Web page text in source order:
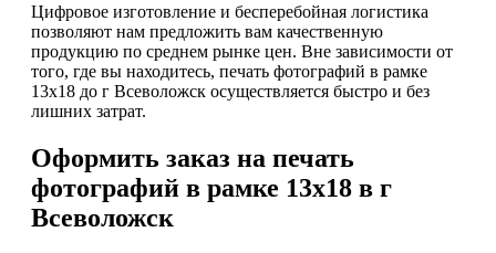
Цифровое изготовление и бесперебойная логистика
позволяют нам предложить вам качественную
продукцию по среднем рынке цен. Вне зависимости от
того, где вы находитесь, печать фотографий в рамке
13х18 до г Всеволожск осуществляется быстро и без
лишних затрат.
Оформить заказ на печать
фотографий в рамке 13х18 в г
Всеволожск